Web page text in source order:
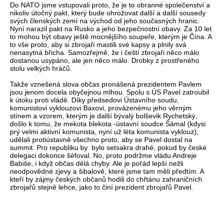
Do NATO jsme vstupovali proto, že je to obranné společenství a
nikoliv útočný pakt, který bude ohrožovat další a další sousedy
svých členských zemí na východ od jeho současných hranic.
Nyní narazil pakt na Rusko a jeho bezpečnostní obavy. Za 10 let
to mohou být obavy ještě mocnějšího soupeře, kterým je Čína. A
to vše proto, aby si zbrojaři mastili své kapsy a plnily svá
nenasytná břicha. Samozřejmě, že i čeští zbrojaři něco málo
dostanou usypáno, ale jen něco málo. Drobky z prostřeného
stolu velkých hráčů.
Takže vznešená slova občas pronášená prezidentem Pavlem
jsou jenom docela obyčejnou mlhou. Spolu s ÚS Pavel zatroubil
k útoku proti vládě. Díky předsedovi Ústavního soudu,
komunistovi vyklouzovi Baxovi, provázenému jeho věrným
stínem a vzorem, kterým je další bývalý bolševik Rychetský,
došlo k tomu, že mekota blekota -ústavní soudce Šámal (kdysi
prý velmi aktivní komunista, nyní už léta komunista vyklouz),
udělali protiústavně všechno proto, aby se Pavel dostal na
summit. Pro republiku by bylo setsakra drahé, pokud by české
delegaci dokonce šéfoval. No, proto podržme vládu Andreje
Babiše, i když občas dělá chyby. Ale je pořád lepší nežli
neodpovědné zjevy a šibalově, které jsme tam měli předtím. A
kteří by zájmy českých občanů hodili do chřtánu zahraničních
zbrojařů stejně lehce, jako to činí prezident zbrojařů Pavel.